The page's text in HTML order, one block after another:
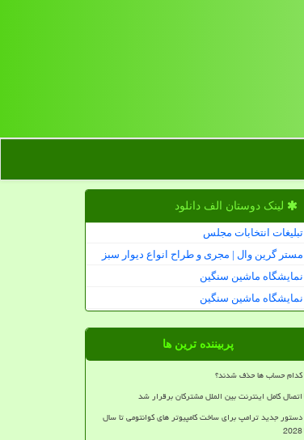
لینک دوستان الف دانلود
تبلیغات انتخابات مجلس
مستر گرین وال | مجری و طراح انواع دیوار سبز
نمایشگاه ماشین سنگین
نمایشگاه ماشین سنگین
پربیننده ترین ها
کدام حساب ها حذف شدند؟
اتصال کامل اینترنت بین الملل مشترکان برقرار شد
دستور جدید ترامپ برای ساخت کامپیوتر های کوانتومی تا سال
2028